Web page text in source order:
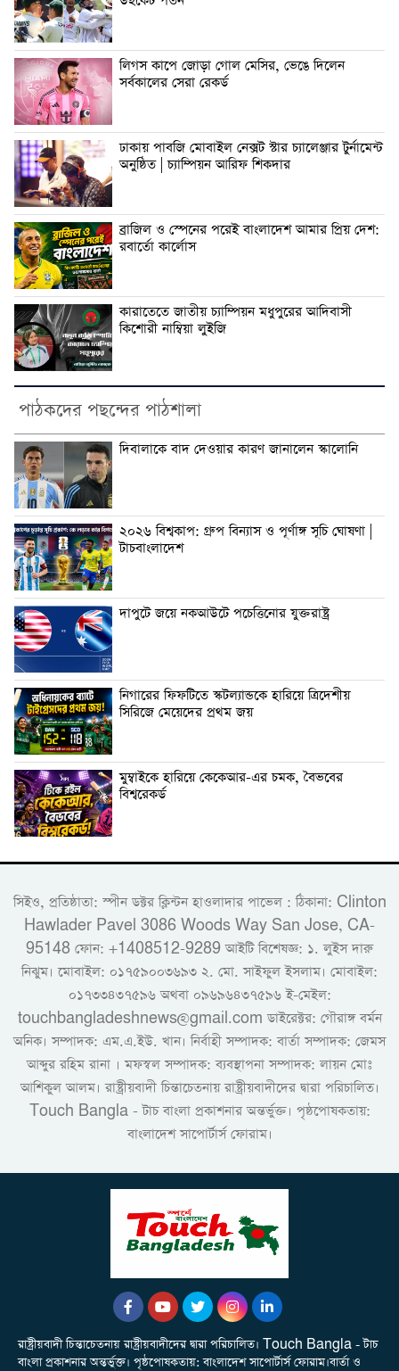
লিগস কাপে জোড়া গোল মেসির, ভেঙে দিলেন
সর্বকালের সেরা রেকর্ড
ঢাকায় পাবজি মোবাইল নেক্সট স্টার চ্যালেঞ্জার টুর্নামেন্ট
অনুষ্ঠিত | চ্যাম্পিয়ন আরিফ শিকদার
ব্রাজিল ও স্পেনের পরেই বাংলাদেশ আমার প্রিয় দেশ:
রবার্তো কার্লোস
কারাতেতে জাতীয় চ্যাম্পিয়ন মধুপুরের আদিবাসী
কিশোরী নাম্বিয়া লুইজি
পাঠকদের পছন্দের পাঠশালা
দিবালাকে বাদ দেওয়ার কারণ জানালেন স্কালোনি
২০২৬ বিশ্বকাপ: গ্রুপ বিন্যাস ও পূর্ণাঙ্গ সূচি ঘোষণা |
টাচবাংলাদেশ
দাপুটে জয়ে নকআউটে পচেত্তিনোর যুক্তরাষ্ট্র
নিগারের ফিফটিতে স্কটল্যান্ডকে হারিয়ে ত্রিদেশীয়
সিরিজে মেয়েদের প্রথম জয়
মুম্বাইকে হারিয়ে কেকেআর-এর চমক, বৈভবের
বিশ্বরেকর্ড
সিইও, প্রতিষ্ঠাতা: স্পীন ডক্টর ক্লিন্টন হাওলাদার পাভেল : ঠিকানা: Clinton
Hawlader Pavel 3086 Woods Way San Jose, CA-
95148 ফোন: +1408512-9289 আইটি বিশেষজ্ঞ: ১. লুইস দারু
নিঝুম। ‎মোবাইল: ০১৭৫৯০০৩৬৯৩ ২. মো. সাইফুল ইসলাম। মোবাইল:
০১৭৩৩৪৩৭৫৯৬ অথবা ০৯৬৯৬৪৩৭৫৯৬ ই-মেইল:
touchbangladeshnews@gmail.com ডাইরেক্টর: গৌরাঙ্গ বর্মন
অনিক। সম্পাদক: এম.এ.ইউ. খান। নির্বাহী সম্পাদক: বার্তা সম্পাদক: জেমস
আব্দুর রহিম রানা । মফস্বল সম্পাদক: ব্যবস্থাপনা সম্পাদক: লায়ন মোঃ
আশিকুল আলম। রাষ্ট্রীয়বাদী চিন্তাচেতনায় রাষ্ট্রীয়বাদীদের দ্বারা পরিচালিত।
Touch Bangla - টাচ বাংলা প্রকাশনার অন্তর্ভুক্ত। পৃষ্ঠপোষকতায়:
বাংলাদেশ সাপোর্টার্স ফোরাম।
রাষ্ট্রীয়বাদী চিন্তাচেতনায় রাষ্ট্রীয়বাদীদের দ্বারা পরিচালিত। Touch Bangla - টাচ
বাংলা প্রকাশনার অন্তর্ভুক্ত। পৃষ্ঠপোষকতায়: বাংলাদেশ সাপোর্টার্স ফোরাম।বার্তা ও